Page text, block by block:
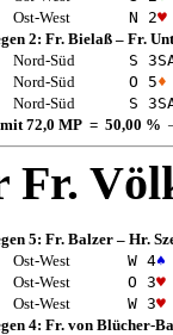
Ost-West N 2♥
2: Fr. Bielaß – Fr.
Nord-Süd S 3
Nord-Süd O 5♦
Nord-Süd S 3
72,0 MP = 50,00 %
Fr.
5: Fr. Balzer – Hr.
Ost-West W 4♠
Ost-West O 3♥
Ost-West W 3♥
4: Fr. von Blücher-